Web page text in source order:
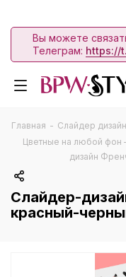
Вы можете
Телеграм: https://
Главная - Слайдер
Цветные на любой
дизайн
Слайдер-
красный-